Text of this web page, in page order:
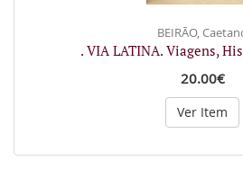
BEIRÃO,
. VIA LATINA. Viagens,
20.00€
Ver Item